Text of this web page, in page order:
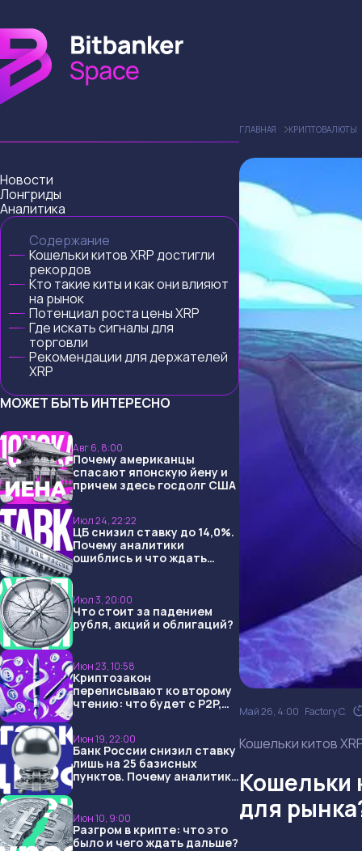
Новости
Лонгриды
Аналитика
Содержание
Кошельки китов XRP достигли
рекордов
Кто такие киты и как они влияют
на рынок
Потенциал роста цены XRP
Где искать сигналы для
торговли
Рекомендации для держателей
XRP
МОЖЕТ БЫТЬ ИНТЕРЕСНО
Авг 6, 8:00
Почему американцы
спасают японскую йену и
причем здесь госдолг США
Июл 24, 22:22
ЦБ снизил ставку до 14,0%.
Почему аналитики
ошиблись и что ждать
Июл 3, 20:00
Что стоит за падением
рубля, акций и облигаций?
Июн 23, 10:58
Криптозакон
переписывают ко второму
чтению: что будет с P2P,
Июн 19, 22:00
Банк России снизил ставку
лишь на 25 базисных
пунктов. Почему аналитики
Июн 10, 9:00
Разгром в крипте: что это
было и чего ждать дальше?
ГЛАВНАЯ КРИПТОВАЛЮТЫ
Май 26, 4:00 Factory C.
Кошельки китов
Кошельки
для